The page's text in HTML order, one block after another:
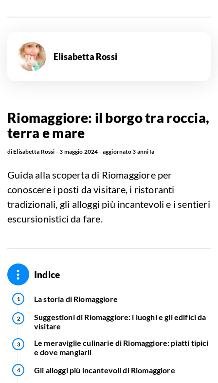
Elisabetta Rossi
Riomaggiore: il borgo tra roccia,
terra e mare
diElisabetta Rossi 3 maggio 2024 aggiornato3 anni fa
Guida alla scoperta di Riomaggiore per
conoscere i posti da visitare, i ristoranti
tradizionali, gli alloggi più incantevoli e i sentieri
escursionistici da fare.
Indice
La storia di Riomaggiore
Suggestioni di Riomaggiore: i luoghi e gli edifici da
visitare
Le meraviglie culinarie di Riomaggiore: piatti tipici
e dove mangiarli
Gli alloggi più incantevoli di Riomaggiore